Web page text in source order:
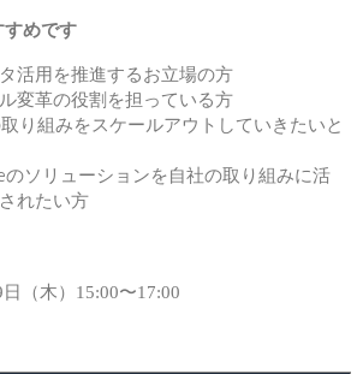
めです
活用を推進するお立場の方
変革の役割を担っている方
り組みをスケールアウトしていきたいと
のソリューションを自社の取り組みに活
れたい方
（木）15:00〜17:00